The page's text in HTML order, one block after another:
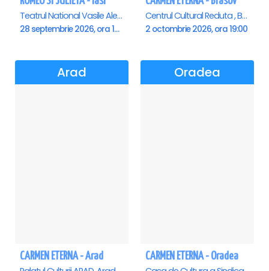
Teatrul National Vasile Alecsandri , Iasi
28 septembrie 2026, ora 19:00
Centrul Cultural Reduta , Brasov
2 octombrie 2026, ora 19:00
Arad
CARMEN ETERNA - Arad
Oradea
CARMEN ETERNA - Oradea